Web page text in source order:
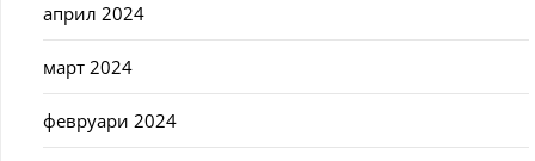
април 2024
март 2024
февруари 2024